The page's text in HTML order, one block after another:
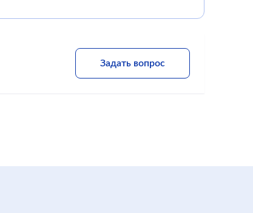
Задать вопрос